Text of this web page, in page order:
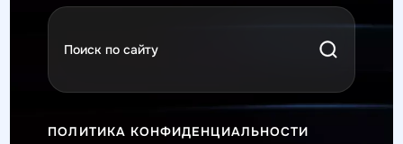
ПОЛИТИКА КОНФИДЕНЦИАЛЬНОСТИ